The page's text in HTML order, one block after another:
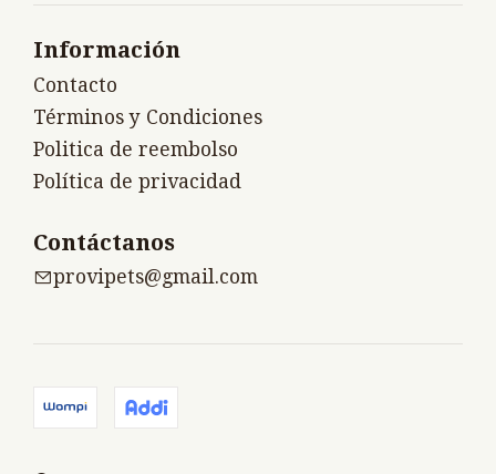
Información
Contacto
Términos y Condiciones
Politica de reembolso
Política de privacidad
Contáctanos
provipets@gmail.com